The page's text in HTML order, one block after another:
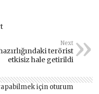
Next
terörist
etkisiz hale getirildi
için oturum